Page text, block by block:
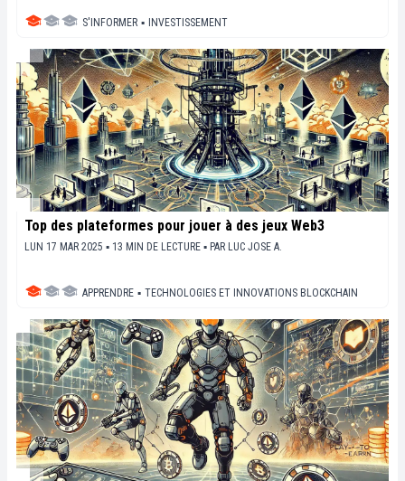
S'INFORMER ▪ INVESTISSEMENT
Top des plateformes pour jouer à des jeux Web3
LUN 17 MAR 2025 ▪ 13 MIN DE LECTURE ▪ PAR LUC JOSE A.
APPRENDRE ▪ TECHNOLOGIES ET INNOVATIONS BLOCKCHAIN